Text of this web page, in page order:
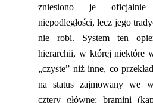
zniesiono je
niepodległości, lecz jego
nie robi. System ten
hierarchii, w której niektóre
„czyste” niż inne, co
na status zajmowany we
cztery główne: bramini